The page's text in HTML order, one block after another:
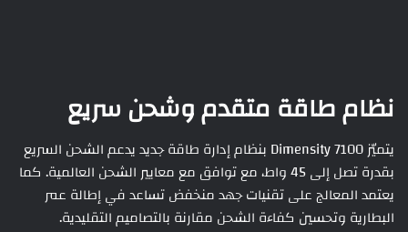
نظام طاقة متقدم وشحن سريع
يتميّز Dimensity 7100 بنظام إدارة طاقة جديد يدعم الشحن السريع
بقدرة تصل إلى 45 واط، مع توافق مع معايير الشحن العالمية. كما
يعتمد المعالج على تقنيات جهد منخفض تساعد في إطالة عمر
البطارية وتحسين كفاءة الشحن مقارنة بالتصاميم التقليدية.